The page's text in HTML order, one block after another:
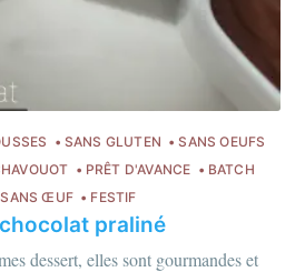
SANS GLUTEN
SANS OEUFS
PRÊT D'AVANCE
BATCH
SANS ŒUF FESTIF
praliné
dessert, elles sont gourmandes et